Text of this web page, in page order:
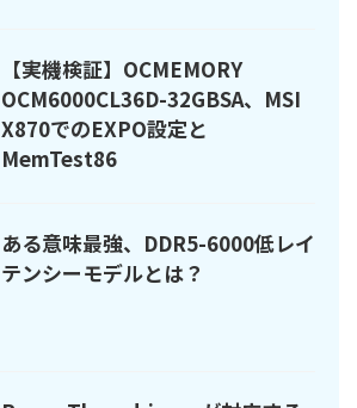
【実機検証】OCMEMORY
OCM6000CL36D-32GBSA、MSI
X870でのEXPO設定と
MemTest86
ある意味最強、DDR5-6000低レイ
テンシーモデルとは？